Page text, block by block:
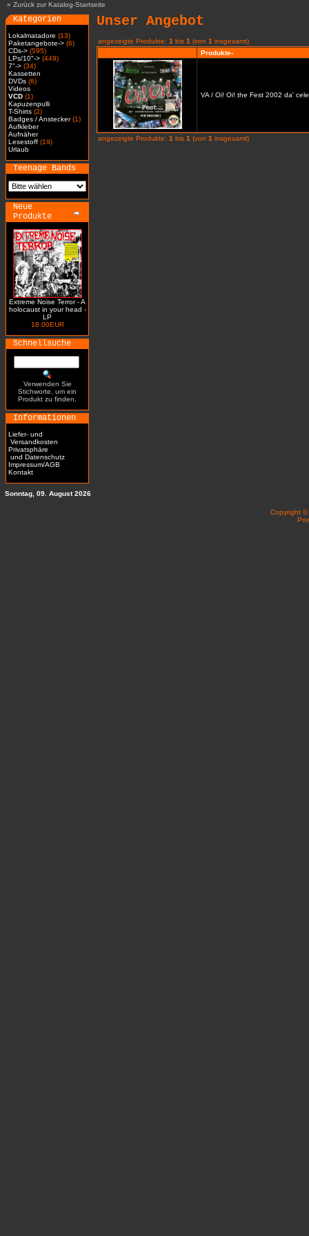
» Zurück zur Katalog-Startseite
Kategorien
Lokalmatadore (13)
Paketangebote-> (6)
CDs-> (595)
LPs/10"-> (449)
7"-> (34)
Kassetten
DVDs (6)
Videos
VCD (1)
Kapuzenpulli
T-Shirts (2)
Badges / Anstecker(1)
Aufkleber
Aufnäher
Lesestoff (19)
Urlaub
Teenage Bands
Neue
Produkte
Extreme Noise Terror - A
holocaust in your head -
LP
18.00EUR
Schnellsuche
Verwenden Sie
Stichworte, um ein
Produkt zu finden.
Informationen
Liefer- und
Versandkosten
Privatsphäre
und Datenschutz
Impressum/AGB
Kontakt
Unser Angebot
angezeigte Produkte: 1 bis 1 (von 1 insgesamt)
Produkte-
VA / Oi! Oi! the Fest 2002 da'
angezeigte Produkte: 1 bis 1 (von 1 insgesamt)
Sonntag, 09. August 2026
Copyright